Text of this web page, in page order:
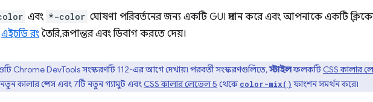
এবং *-color ঘোষণা পরিবর্তনের জন্য একটি GUI প্রদান করে এবং আপনাকে একটি
এইচডি রং তৈরি, রূপান্তর এবং ডিবাগ করতে দেয়।
Chrome DevTools সংস্করণটি 112-এর আগে দেখায়৷ পরবর্তী সংস্করণগুলিতে,স্টাইলফলকটি CSS কালার
কালার স্পেস এবং 7টি নতুন গ্যামুট এবং CSS কালার লেভেল 5 থেকে color-mix() ফাংশন সমর্থন করে৷